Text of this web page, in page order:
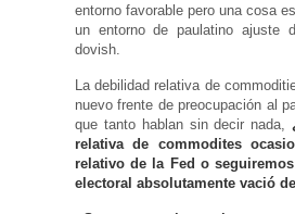
entorno favorable pero una cosa
un entorno de paulatino ajuste
dovish.
La debilidad relativa de
nuevo frente de preocupación al
que tanto hablan sin decir nada,
relativa de commodites
relativo de la Fed o
electoral absolutamente vació